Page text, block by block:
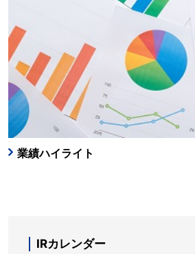
業績ハイライト
IRカレンダー